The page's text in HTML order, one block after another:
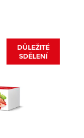
DŮLEŽITÉ
SDĚLENÍ